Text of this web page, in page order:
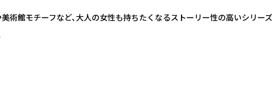
術館モチーフなど、大人の女性も持ちたくなるストーリー性の高いシリー